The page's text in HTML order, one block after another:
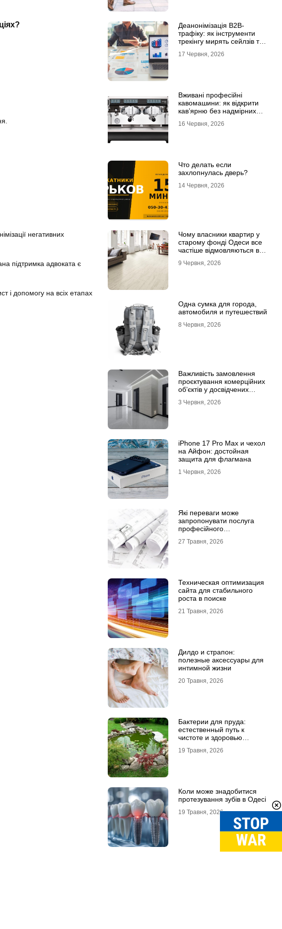
негативних
підтримка адвоката є
і допомогу на всіх етапах
Деанонімізація B2B-
трафіку: як інструменти
трекінгу мирять сейлзів та
17 Червня, 2026
Вживані професійні
кавомашини: як відкрити
кав’ярню без надмірних
16 Червня, 2026
Что делать если
захлопнулась дверь?
14 Червня, 2026
Чому власники квартир у
старому фонді Одеси все
частіше відмовляються від
ламінату
9 Червня, 2026
Одна сумка для города,
автомобиля и путешествий
8 Червня, 2026
Важливість замовлення
проєктування комерційних
об’єктів у досвідчених
3 Червня, 2026
iPhone 17 Pro Max и чехол
на Айфон: достойная
защита для флагмана
1 Червня, 2026
Які переваги може
запропонувати послуга
професійного
27 Травня, 2026
Техническая оптимизация
сайта для стабильного
роста в поиске
21 Травня, 2026
Дилдо и страпон:
полезные аксессуары для
интимной жизни
20 Травня, 2026
Бактерии для пруда:
естественный путь к
чистоте и здоровью
19 Травня, 2026
Коли може знадобитися
протезування зубів в Одесі
19 Травня, 2026